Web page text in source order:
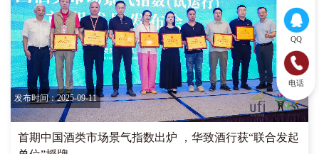
发布时间：2025-09-11
首期中国酒类市场景气指数出炉 ，华致酒行获“联合发起
QQ
电话